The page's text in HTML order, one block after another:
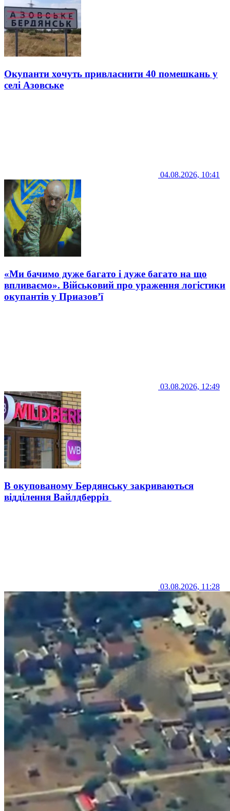
Окупанти хочуть привласнити 40 помешкань у
селі Азовське
04.08.2026, 10:41
«Ми бачимо дуже багато і дуже багато на що
впливаємо». Військовий про ураження логістики
окупантів у Приазов’ї
03.08.2026, 12:49
В окупованому Бердянську закриваються
відділення Вайлдберріз
03.08.2026, 11:28